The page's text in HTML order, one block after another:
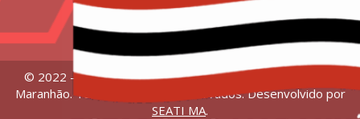
© 2022 – Universidade Estadual da Região Tocantina do
Maranhão. Todos os direitos reservados. Desenvolvido por
SEATI MA.